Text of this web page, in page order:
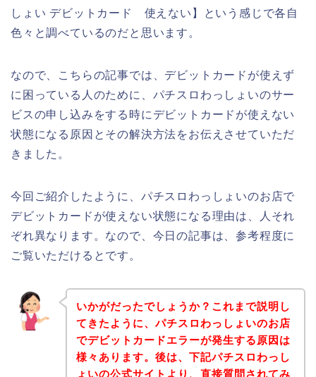
しょい デビットカード 使えない】という感じで各自
色々と調べているのだと思います。
なので、こちらの記事では、デビットカードが使えず
に困っている人のために、パチスロわっしょいのサー
ビスの申し込みをする時にデビットカードが使えない
状態になる原因とその解決方法をお伝えさせていただ
きました。
今回ご紹介したように、パチスロわっしょいのお店で
デビットカードが使えない状態になる理由は、人それ
ぞれ異なります。なので、今日の記事は、参考程度に
ご覧いただけるとです。
いかがだったでしょうか？これまで説明し
てきたように、パチスロわっしょいのお店
でデビットカードエラーが発生する原因は
様々あります。後は、下記パチスロわっし
ょいの公式サイトより、直接質問されてみ